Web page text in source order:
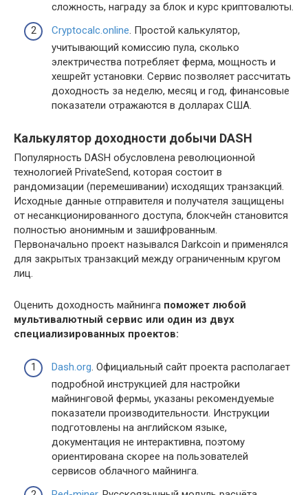
сложность, награду за блок и курс криптовалюты.
Cryptocalc.online. Простой калькулятор,
учитывающий комиссию пула, сколько
электричества потребляет ферма, мощность и
хешрейт установки. Сервис позволяет рассчитать
доходность за неделю, месяц и год, финансовые
показатели отражаются в долларах США.
Калькулятор доходности добычи DASH
Популярность DASH обусловлена революционной
технологией PrivateSend, которая состоит в
рандомизации (перемешивании) исходящих транзакций.
Исходные данные отправителя и получателя защищены
от несанкционированного доступа, блокчейн становится
полностью анонимным и зашифрованным.
Первоначально проект назывался Darkcoin и применялся
для закрытых транзакций между ограниченным кругом
лиц.
Оценить доходность майнинга поможет любой
мультивалютный сервис или один из двух
специализированных проектов:
Dash.org. Официальный сайт проекта располагает
подробной инструкцией для настройки
майнинговой фермы, указаны рекомендуемые
показатели производительности. Инструкции
подготовлены на английском языке,
документация не интерактивна, поэтому
ориентирована скорее на пользователей
сервисов облачного майнинга.